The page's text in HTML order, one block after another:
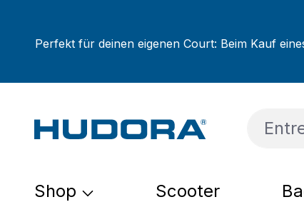
Perfekt für deinen eigenen Court: Beim Kauf
Shop Scooter